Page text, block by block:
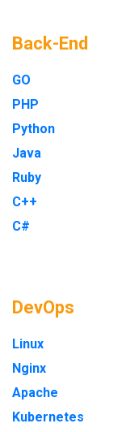
Back-End
GO
PHP
Python
Java
Ruby
C++
C#
DevOps
Linux
Nginx
Apache
Kubernetes